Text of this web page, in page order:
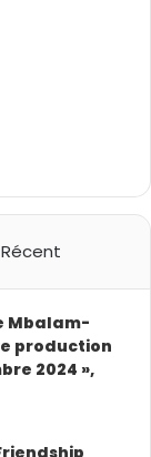
Récent
Mbalam-
production
2024 »,